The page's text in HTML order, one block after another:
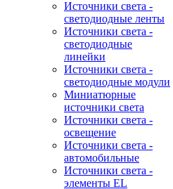
Источники света -
светодиодные ленты
Источники света -
светодиодные
линейки
Источники света -
светодиодные модули
Миниатюрные
источники света
Источники света -
освещение
Источники света -
автомобильные
Источники света -
элементы EL